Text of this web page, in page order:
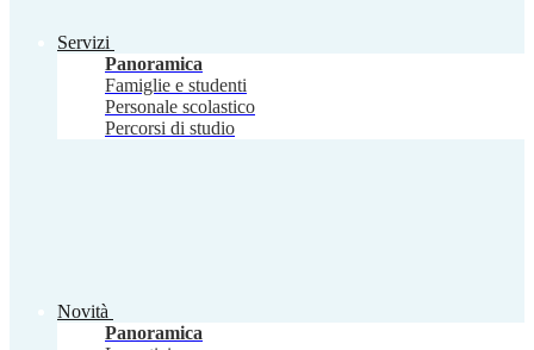
Servizi
Panoramica
Famiglie e studenti
Personale scolastico
Percorsi di studio
Novità
Panoramica